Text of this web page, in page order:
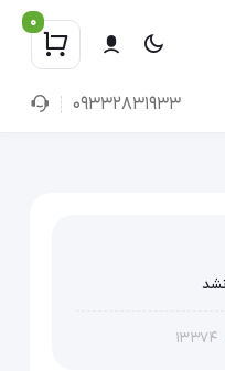
0
09332831933
13374